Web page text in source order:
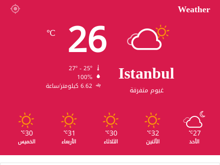
Weather
Istanbul
غيوم متفرقة
26
℃
100%
6.62 كيلومتر/ساعة
27
℃
الأحد
32
℃
الأثنين
30
℃
الثلاثاء
31
℃
الأربعاء
30
℃
الخميس